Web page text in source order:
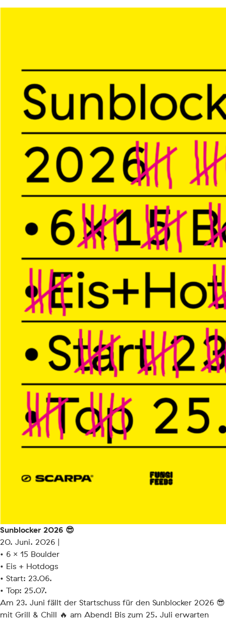
Sunblocker 2026 😎
20. Juni. 2026 |
• 6 × 15 Boulder
• Eis + Hotdogs
• Start: 23.06.
• Top: 25.07.
Am 23. Juni fällt der Startschuss für den Sunblocker 2026 😎
mit Grill & Chill 🔥 am Abend! Bis zum 25. Juli erwarten